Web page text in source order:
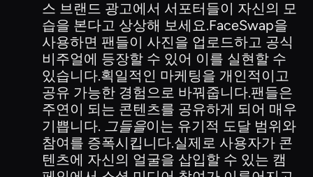
스 브랜드 광고에서 서포터들이 자신의 모
습을 본다고 상상해 보세요.FaceSwap을
사용하면 팬들이 사진을 업로드하고 공식
비주얼에 등장할 수 있어 이를 실현할 수
있습니다.획일적인 마케팅을 개인적이고
공유 가능한 경험으로 바꿔줍니다.팬들은
주연이 되는 콘텐츠를 공유하게 되어 매우
기쁩니다. 그들을이는 유기적 도달 범위와
참여를 증폭시킵니다.실제로 사용자가 콘
텐츠에 자신의 얼굴을 삽입할 수 있는 캠